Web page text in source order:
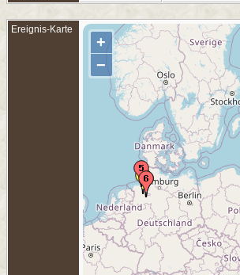
Ereignis-Karte
+
−